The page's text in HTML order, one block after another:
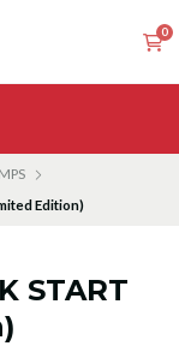
0
Edition)
START